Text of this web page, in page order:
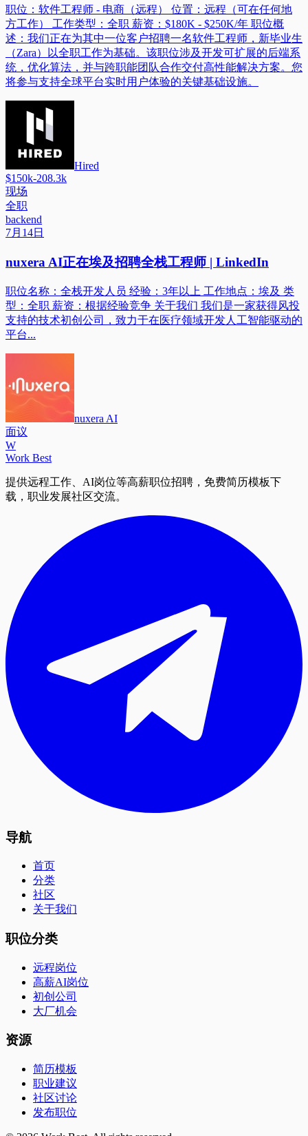
职位：软件工程师 - 电商（远程） 位置：远程（可在任何地
方工作） 工作类型：全职 薪资：$180K - $250K/年 职位概
述：我们正在为其中一位客户招聘一名软件工程师，新毕业生
（Zara）以全职工作为基础。该职位涉及开发可扩展的后端系
统，优化算法，并与跨职能团队合作交付高性能解决方案。您
将参与支持全球平台实时用户体验的关键基础设施。
Hired
$150k-208.3k
现场
全职
backend
7月14日
nuxera AI正在埃及招聘全栈工程师 | LinkedIn
职位名称：全栈开发人员 经验：3年以上 工作地点：埃及 类
型：全职 薪资：根据经验竞争 关于我们 我们是一家获得风投
支持的技术初创公司，致力于在医疗领域开发人工智能驱动的
平台...
nuxera AI
面议
W
Work Best
提供远程工作、AI岗位等高薪职位招聘，免费简历模板下
载，职业发展社区交流。
导航
首页
分类
社区
关于我们
职位分类
远程岗位
高薪AI岗位
初创公司
大厂机会
资源
简历模板
职业建议
社区讨论
发布职位